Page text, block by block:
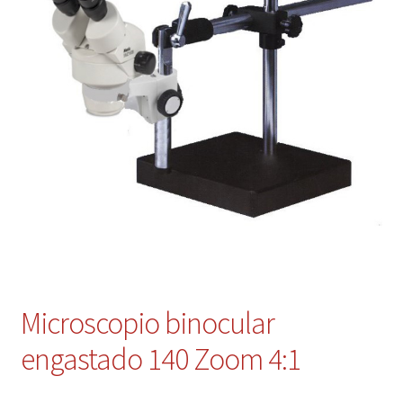
Contacto
Mi cuenta
Microscopio binocular
engastado 140 Zoom 4:1